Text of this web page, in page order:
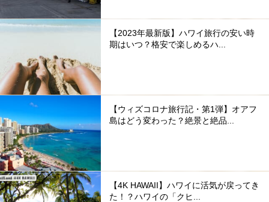
【2023年最新版】ハワイ旅行の安い時
期はいつ？格安で楽しめるハ...
【ウィズコロナ旅行記・第1弾】オアフ
島はどう変わった？絶景と絶品...
【4K HAWAII】ハワイに活気が戻ってき
た！？ハワイの「クヒ...